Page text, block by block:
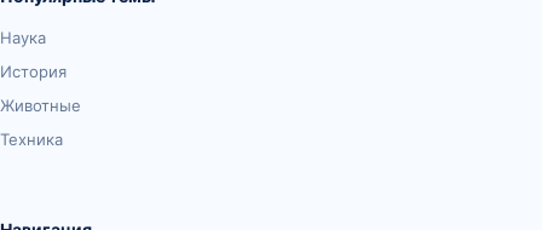
Наука
История
Животные
Техника